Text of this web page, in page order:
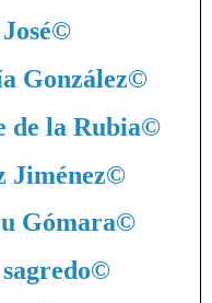
©
González©
de la Rubia©
Jiménez©
Gómara©
©